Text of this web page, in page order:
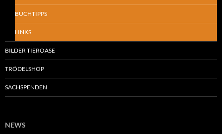
BUCHTIPPS
LINKS
BILDER TIEROASE
TRÖDELSHOP
SACHSPENDEN
NEWS